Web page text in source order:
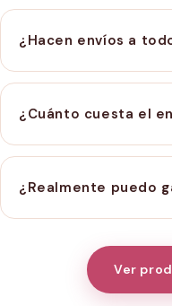
Aceptamos tarjeta,
¿Hacen envíos a
Sí. Enviamos a todo
ubicación.
¿Cuánto cuesta el
El envío tiene costo si
¿Realmente puedo
revenderse con
miles de revendedoras
Ver